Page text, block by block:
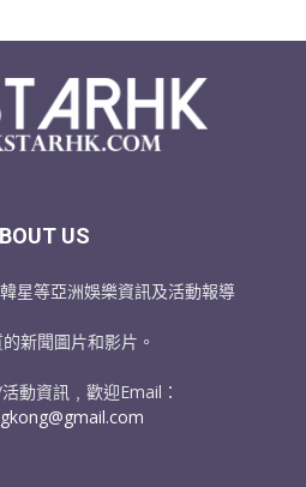
US
星等亞洲娛樂資訊及活動報導
新聞圖片和影片。
動資訊﹐歡迎Email：